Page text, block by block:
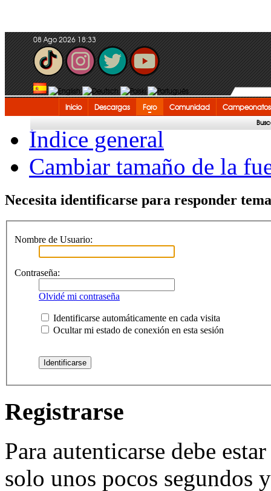
08 Ago 2026 18:33
Inicio Descargas Foro Comunidad Campeonatos
Índice general
Cambiar tamaño de la
Necesita identificarse para responder
Nombre de Usuario:
Contraseña:
Olvidé mi contraseña
Identificarse automáticamente en cada visita
Ocultar mi estado de conexión en esta sesión
Registrarse
Para autenticarse debe
solo unos pocos segundos